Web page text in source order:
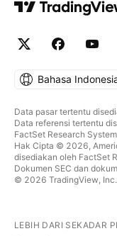
Bahasa
Data pasar tertentu
Data referensi tertentu
FactSet Research
Hak Cipta © 2026,
disediakan oleh FactSet
Dokumen SEC dan
© 2026 TradingView, Inc.
LEBIH DARI SEKADAR